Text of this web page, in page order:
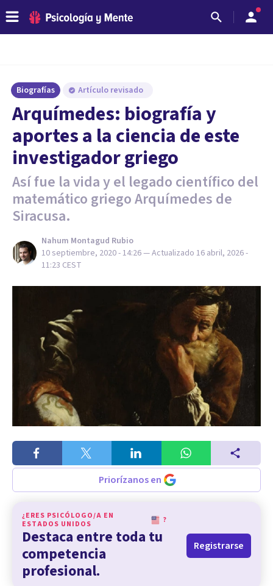
Biografías Artículo revisado
Arquímedes: biografía y
aportes a la ciencia de este
investigador griego
Así fue la vida y el legado científico del
matemático griego Arquímedes de
Siracusa.
Nahum Montagud Rubio
10 septiembre, 2020 - 14:26— Actualizado 16 abril, 2026 -
11:23 CEST
Priorízanos en
¿ERES PSICÓLOGO/A EN
ESTADOS UNIDOS
?
Destaca entre toda tu
competencia
profesional.
Registrarse